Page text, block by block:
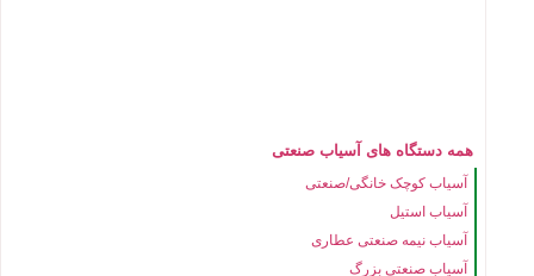
همه دستگاه های آسیاب صنعتی
آسیاب کوچک خانگی/صنعتی
آسیاب استیل
آسیاب نیمه صنعتی عطاری
آسیاب صنعتی بزرگ